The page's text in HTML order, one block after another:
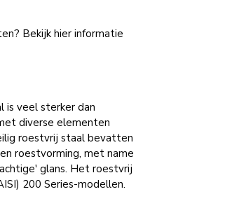
Bekijk hier informatie
is veel sterker dan
diverse elementen
roestvrij staal bevatten
roestvorming, met name
glans. Het roestvrij
200 Series-modellen.